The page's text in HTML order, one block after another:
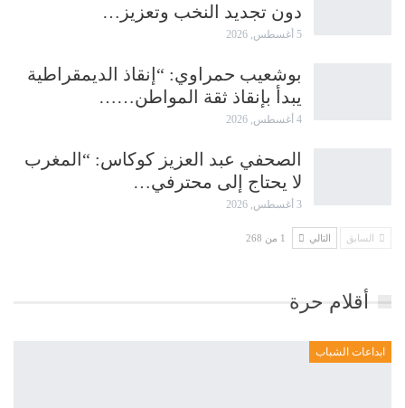
دون تجديد النخب وتعزيز…
5 أغسطس, 2026
بوشعيب حمراوي: “إنقاذ الديمقراطية
يبدأ بإنقاذ ثقة المواطن……
4 أغسطس, 2026
الصحفي عبد العزيز كوكاس: “المغرب
لا يحتاج إلى محترفي…
3 أغسطس, 2026
السابق التالي 1 من 268
أقلام حرة
ابداعات الشباب